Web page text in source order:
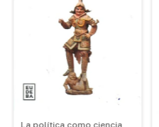
La política como ciencia